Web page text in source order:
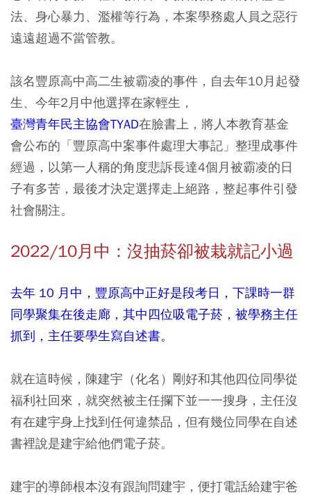
法、身心暴力、濫權等行為，本案學務處人員之惡行
遠遠超過不當管教。
該名豐原高中高二生被霸凌的事件，自去年10月起發
生、今年2月中他選擇在家輕生，
臺灣青年民主協會TYAD在臉書上，將人本教育基金
會公布的「豐原高中案事件處理大事記」整理成事件
經過，以第一人稱的角度悲訴長達4個月被霸凌的日
子有多苦，最後才決定選擇走上絕路，整起事件引發
社會關注。
2022/10月中：沒抽菸卻被栽就記小過
去年 10 月中，豐原高中正好是段考日，下課時一群
同學聚集在後走廊，其中四位吸電子菸，被學務主任
抓到，主任要學生寫自述書。
就在這時候，陳建宇（化名）剛好和其他四位同學從
福利社回來，就突然被主任攔下並一一搜身，主任沒
有在建宇身上找到任何違禁品，但有幾位同學在自述
書裡說是建宇給他們電子菸。
建宇的導師根本沒有跟詢問建宇，便打電話給建宇爸